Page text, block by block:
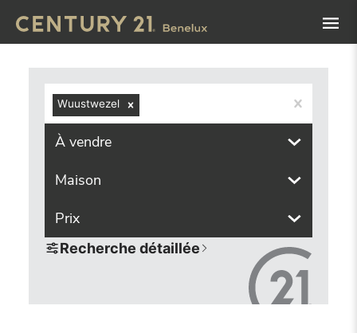
Wuustwezel
À vendre
Maison
Prix
Recherche détaillée